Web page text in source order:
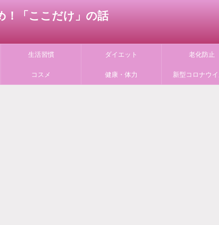
！「ここだけ」の話
生活習慣 ダイエット 老化防止
コスメ 健康・体力 新型コロナウ